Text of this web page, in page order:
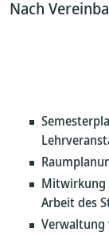
Nach
Mitwirkung
Arbeit des
Verwaltung